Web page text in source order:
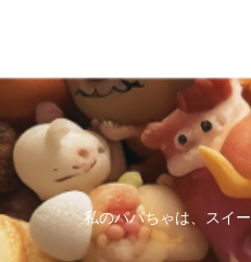
私のパパちゃは、スイ